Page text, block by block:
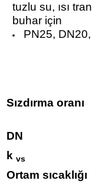
tuzlu su, ısı
buhar için
PN25,
Sızdırma oranı
DN
k vs
Ortam sıcaklığı